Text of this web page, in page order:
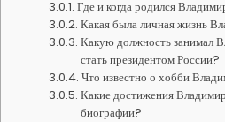
Где и когда родился
Какая была личная жизнь
Какую должность занимал
стать президентом России?
Что известно о хобби
Какие достижения
биографии?